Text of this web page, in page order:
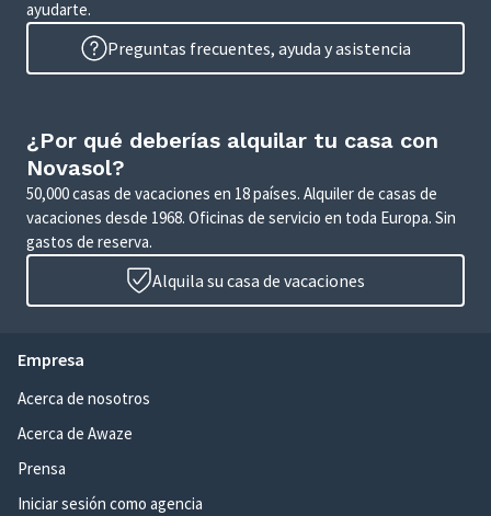
ayudarte.
Preguntas frecuentes, ayuda y asistencia
¿Por qué deberías alquilar tu casa con
Novasol?
50,000 casas de vacaciones en 18 países. Alquiler de casas de
vacaciones desde 1968. Oficinas de servicio en toda Europa. Sin
gastos de reserva.
Alquila su casa de vacaciones
Empresa
Acerca de nosotros
Acerca de Awaze
Prensa
Iniciar sesión como agencia